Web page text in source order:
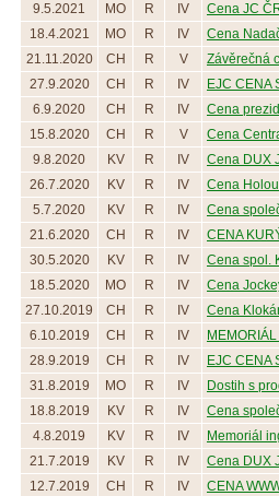
9.5.2021
MO R IV
Cena JC
18.4.2021
MO R IV
Cena
21.11.2020
CH R V
Závěrečná
27.9.2020
CH R IV
EJC CENA
6.9.2020
CH R IV
Cena
15.8.2020
CH R V
Cena
9.8.2020
KV R IV
Cena DUX
26.7.2020
KV R IV
Cena
5.7.2020
KV R IV
Cena
21.6.2020
CH R IV
CENA
30.5.2020
KV R IV
Cena spol.
18.5.2020
MO R IV
Cena
27.10.2019
CH R IV
Cena
6.10.2019
CH R IV
28.9.2019
CH R IV
EJC CENA
31.8.2019
MO R IV
Dostih s
18.8.2019
KV R IV
Cena
4.8.2019
KV R IV
Memoriál
21.7.2019
KV R IV
Cena DUX
12.7.2019
CH R IV
CENA